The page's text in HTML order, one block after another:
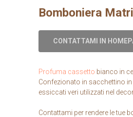
Bomboniera
CONTATTAMI IN
Profuma cassetto bianco in
Confezionato in sacchettino
essiccati veri utilizzati nel
Contattami per rendere le tue